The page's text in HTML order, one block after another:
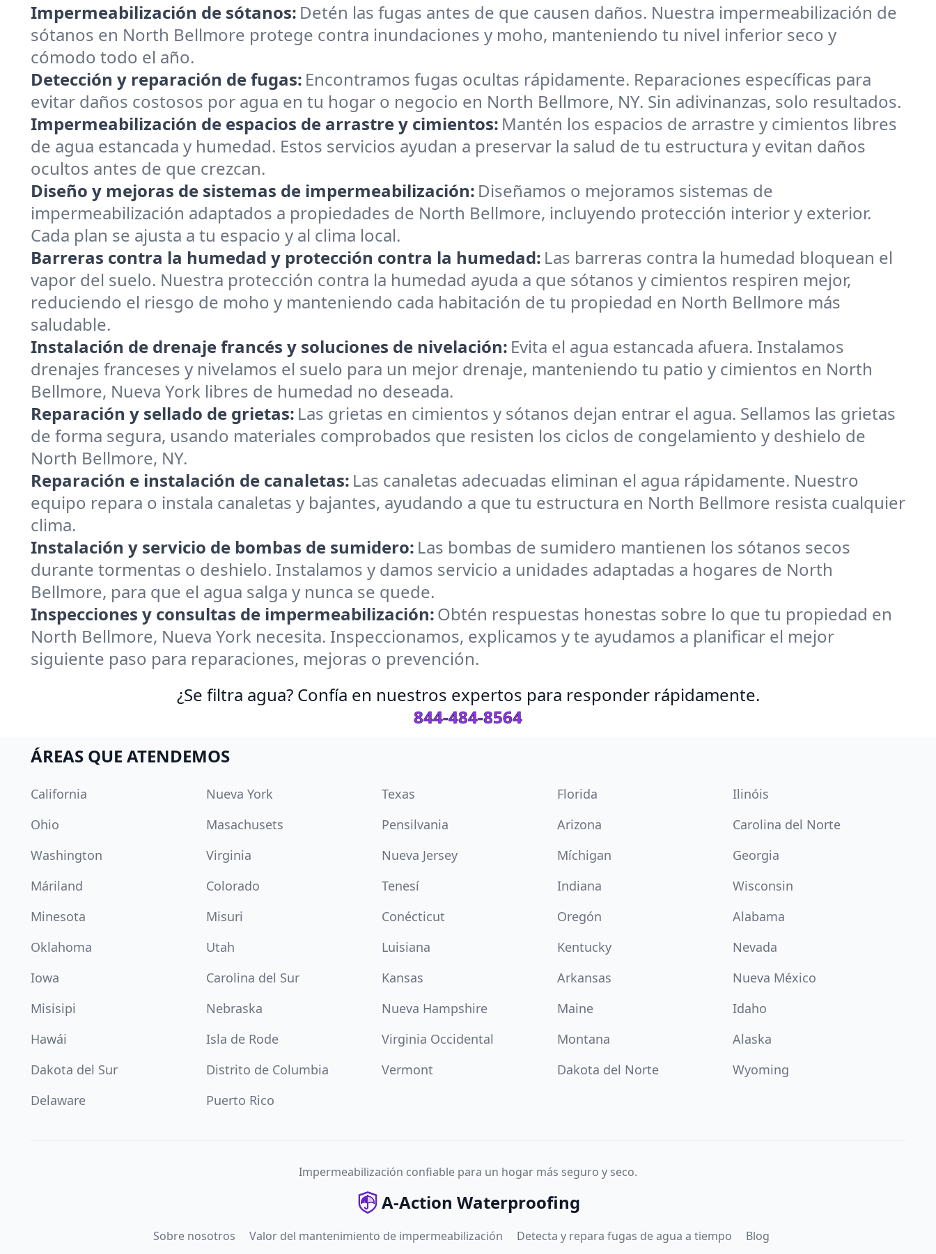
Impermeabilización de sótanos: Detén las fugas antes de que causen daños. Nuestra impermeabilización de
sótanos en North Bellmore protege contra inundaciones y moho, manteniendo tu nivel inferior seco y
cómodo todo el año.
Detección y reparación de fugas: Encontramos fugas ocultas rápidamente. Reparaciones específicas para
evitar daños costosos por agua en tu hogar o negocio en North Bellmore, NY. Sin adivinanzas, solo resultados.
Impermeabilización de espacios de arrastre y cimientos: Mantén los espacios de arrastre y cimientos libres
de agua estancada y humedad. Estos servicios ayudan a preservar la salud de tu estructura y evitan daños
ocultos antes de que crezcan.
Diseño y mejoras de sistemas de impermeabilización: Diseñamos o mejoramos sistemas de
impermeabilización adaptados a propiedades de North Bellmore, incluyendo protección interior y exterior.
Cada plan se ajusta a tu espacio y al clima local.
Barreras contra la humedad y protección contra la humedad: Las barreras contra la humedad bloquean el
vapor del suelo. Nuestra protección contra la humedad ayuda a que sótanos y cimientos respiren mejor,
reduciendo el riesgo de moho y manteniendo cada habitación de tu propiedad en North Bellmore más
saludable.
Instalación de drenaje francés y soluciones de nivelación: Evita el agua estancada afuera. Instalamos
drenajes franceses y nivelamos el suelo para un mejor drenaje, manteniendo tu patio y cimientos en North
Bellmore, Nueva York libres de humedad no deseada.
Reparación y sellado de grietas: Las grietas en cimientos y sótanos dejan entrar el agua. Sellamos las grietas
de forma segura, usando materiales comprobados que resisten los ciclos de congelamiento y deshielo de
North Bellmore, NY.
Reparación e instalación de canaletas: Las canaletas adecuadas eliminan el agua rápidamente. Nuestro
equipo repara o instala canaletas y bajantes, ayudando a que tu estructura en North Bellmore resista cualquier
clima.
Instalación y servicio de bombas de sumidero: Las bombas de sumidero mantienen los sótanos secos
durante tormentas o deshielo. Instalamos y damos servicio a unidades adaptadas a hogares de North
Bellmore, para que el agua salga y nunca se quede.
Inspecciones y consultas de impermeabilización:Obtén respuestas honestas sobre lo que tu propiedad en
North Bellmore, Nueva York necesita. Inspeccionamos, explicamos y te ayudamos a planificar el mejor
siguiente paso para reparaciones, mejoras o prevención.
¿Se filtra agua? Confía en nuestros expertos para responder rápidamente.
844-484-8564
ÁREAS QUE ATENDEMOS
California Nueva York Texas Florida
Ilinóis
Ohio
Masachusets Pensilvania Arizona
Carolina del Norte
Washington
Virginia Nueva Jersey Míchigan
Georgia
Máriland
Colorado Tenesí Indiana
Wisconsin
Minesota
Misuri Conécticut Oregón
Alabama
Oklahoma
Utah Luisiana Kentucky
Nevada
Iowa
Carolina del Sur Kansas Arkansas
Nueva México
Misisipi
Nebraska Nueva Hampshire Maine
Idaho
Hawái
Isla de Rode Virginia Occidental Montana
Alaska
Dakota del Sur
Distrito de Columbia Vermont Dakota del Norte
Wyoming
Delaware
Puerto Rico
Impermeabilización confiable para un hogar más seguro y seco.
A-Action Waterproofing
Sobre nosotros Valor del mantenimiento de impermeabilización Detecta y repara fugas de agua a tiempo Blog